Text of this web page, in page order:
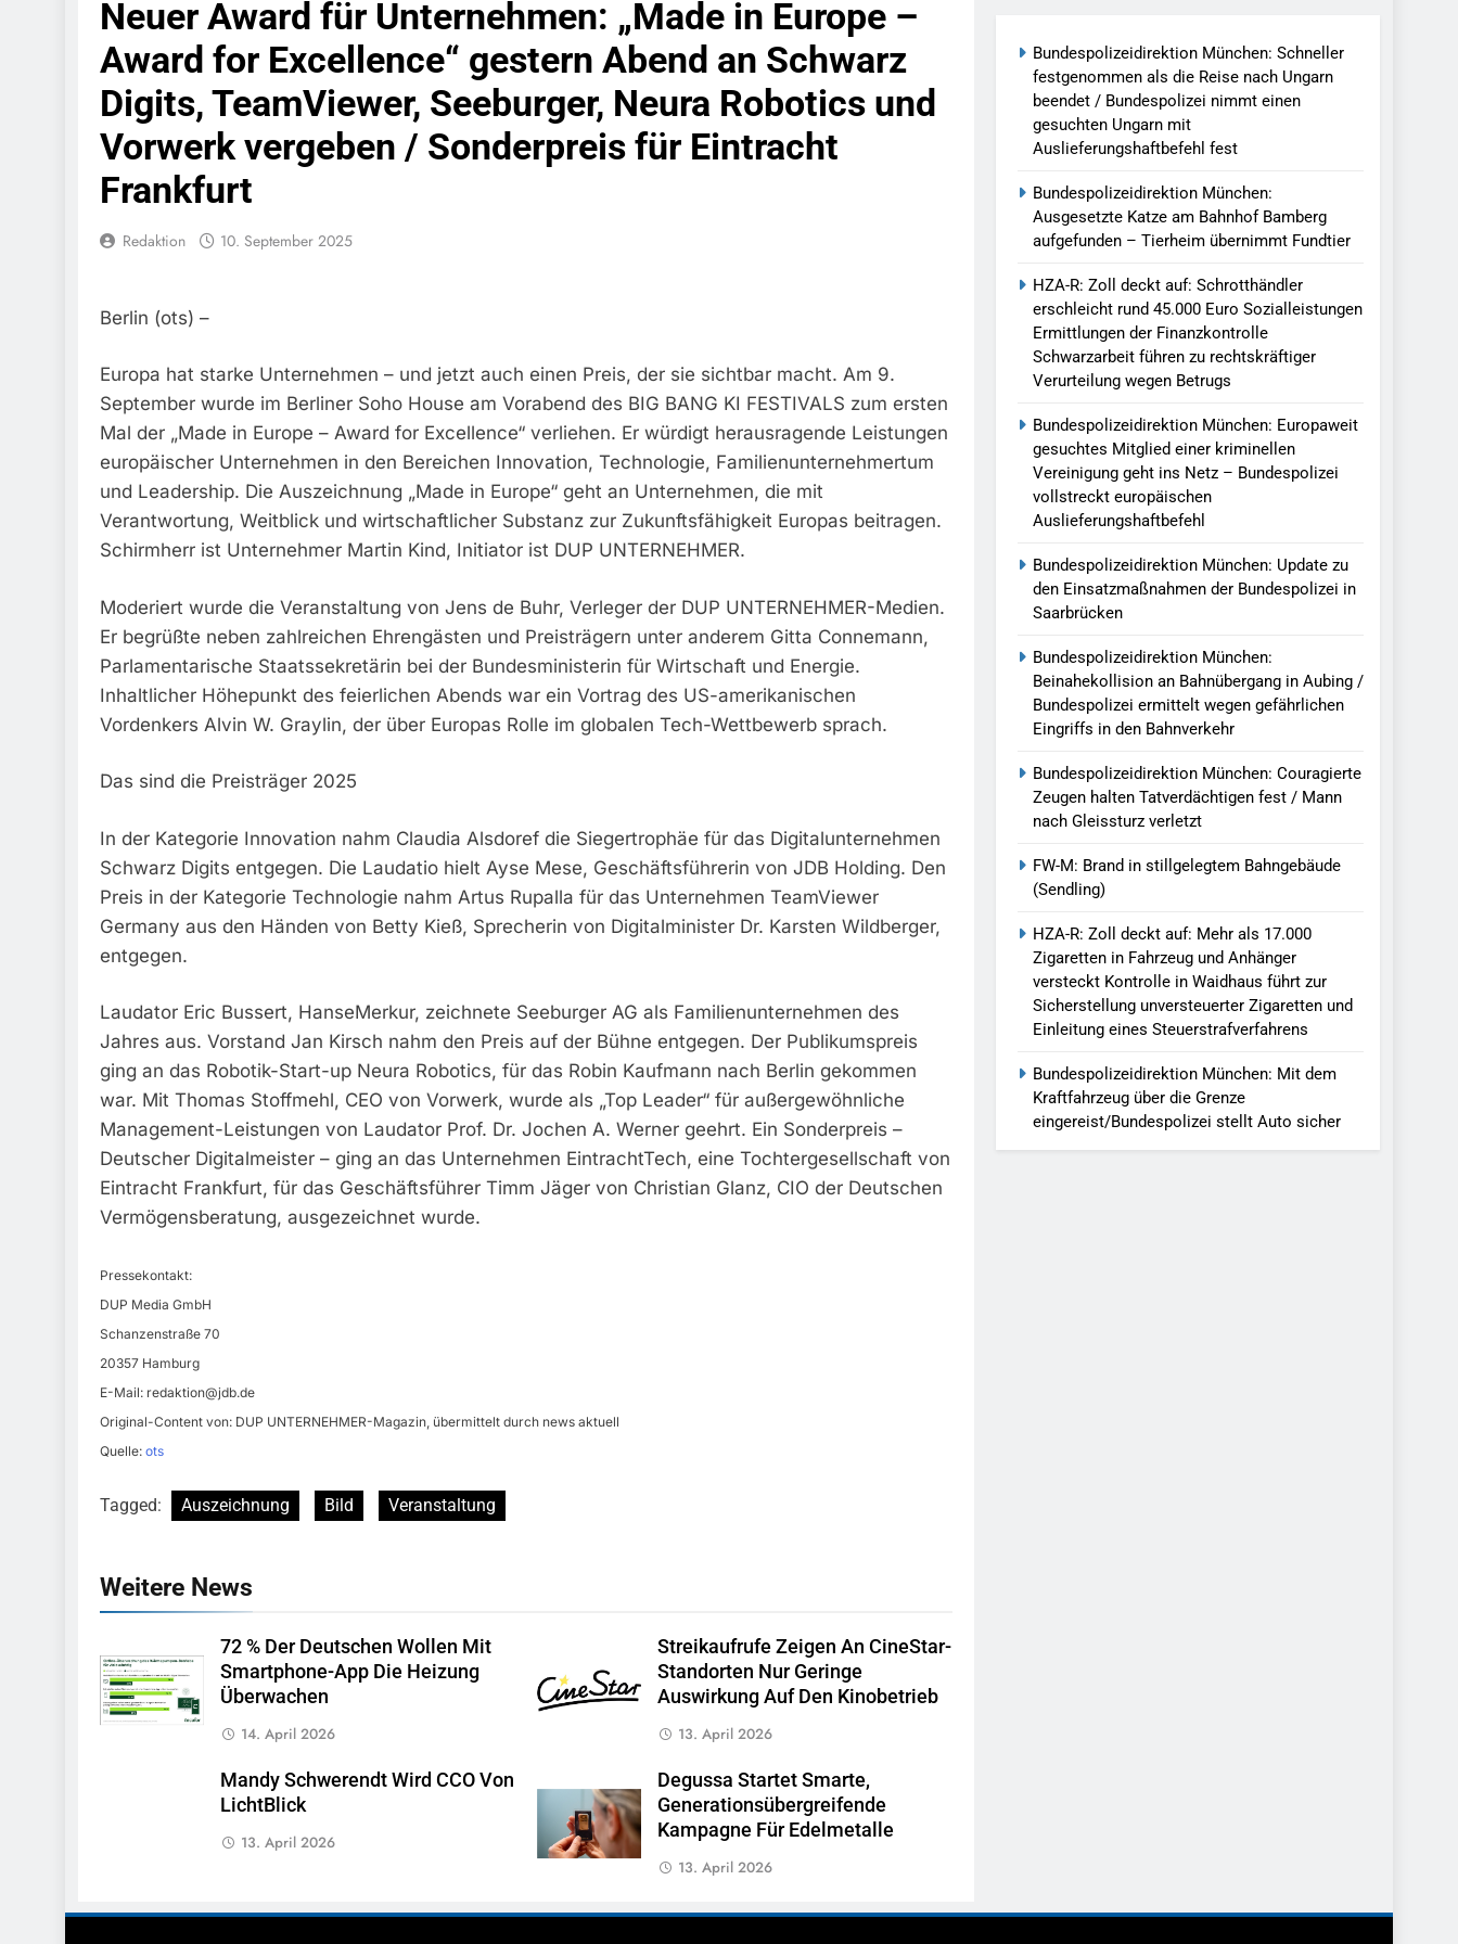
Schwarzarbeit Führen Zu Rechtskräftiger Verurteilung Wegen Betrugs
6. August 2026
Bundespolizeidirektion München: Europaweit Gesuchtes Mitglied Einer Kriminellen Vereinigung Geht Ins Netz –
Bundespolizei Vollstreckt Europäischen Auslieferungshaftbefehl
6. August 2026
Bundespolizeidirektion München: Update Zu Den Einsatzmaßnahmen Der Bundespolizei In Saarbrücken
5. August 2026
Bundespolizeidirektion München: Beinahekollision An Bahnübergang In Aubing / Bundespolizei Ermittelt Wegen
Bundespolizeidirektion München: Couragierte Zeugen Halten Tatverdächtigen Fest / Mann Nach Gleissturz Verletzt
HZA-R: Zoll Deckt Auf: Mehr Als 17.000 Zigaretten In Fahrzeug Und Anhänger Versteckt Kontrolle In Waidhaus Führt
Zur Sicherstellung Unversteuerter Zigaretten Und Einleitung Eines Steuerstrafverfahrens
4. August 2026
Bundespolizeidirektion München: Mit Dem Kraftfahrzeug Über Die Grenze Eingereist/Bundespolizei Stellt Auto
Sicher
3. August 2026
Neuer Award für Unternehmen: „Made in Europe –
Award for Excellence“ gestern Abend an Schwarz
Digits, TeamViewer, Seeburger, Neura Robotics und
Vorwerk vergeben / Sonderpreis für Eintracht
Frankfurt
Redaktion 10. September 2025
Berlin (ots) –
Europa hat starke Unternehmen – und jetzt auch einen Preis, der sie sichtbar macht. Am 9.
September wurde im Berliner Soho House am Vorabend des BIG BANG KI FESTIVALS zum ersten
Mal der „Made in Europe – Award for Excellence“ verliehen. Er würdigt herausragende Leistungen
europäischer Unternehmen in den Bereichen Innovation, Technologie, Familienunternehmertum
und Leadership. Die Auszeichnung „Made in Europe“ geht an Unternehmen, die mit
Verantwortung, Weitblick und wirtschaftlicher Substanz zur Zukunftsfähigkeit Europas beitragen.
Schirmherr ist Unternehmer Martin Kind, Initiator ist DUP UNTERNEHMER.
Moderiert wurde die Veranstaltung von Jens de Buhr, Verleger der DUP UNTERNEHMER-Medien.
Er begrüßte neben zahlreichen Ehrengästen und Preisträgern unter anderem Gitta Connemann,
Parlamentarische Staatssekretärin bei der Bundesministerin für Wirtschaft und Energie.
Inhaltlicher Höhepunkt des feierlichen Abends war ein Vortrag des US-amerikanischen
Vordenkers Alvin W. Graylin, der über Europas Rolle im globalen Tech-Wettbewerb sprach.
Das sind die Preisträger 2025
In der Kategorie Innovation nahm Claudia Alsdoref die Siegertrophäe für das Digitalunternehmen
Schwarz Digits entgegen. Die Laudatio hielt Ayse Mese, Geschäftsführerin von JDB Holding. Den
Preis in der Kategorie Technologie nahm Artus Rupalla für das Unternehmen TeamViewer
Germany aus den Händen von Betty Kieß, Sprecherin von Digitalminister Dr. Karsten Wildberger,
entgegen.
Laudator Eric Bussert, HanseMerkur, zeichnete Seeburger AG als Familienunternehmen des
Jahres aus. Vorstand Jan Kirsch nahm den Preis auf der Bühne entgegen. Der Publikumspreis
ging an das Robotik-Start-up Neura Robotics, für das Robin Kaufmann nach Berlin gekommen
war. Mit Thomas Stoffmehl, CEO von Vorwerk, wurde als „Top Leader“ für außergewöhnliche
Management-Leistungen von Laudator Prof. Dr. Jochen A. Werner geehrt. Ein Sonderpreis –
Deutscher Digitalmeister – ging an das Unternehmen EintrachtTech, eine Tochtergesellschaft von
Eintracht Frankfurt, für das Geschäftsführer Timm Jäger von Christian Glanz, CIO der Deutschen
Vermögensberatung, ausgezeichnet wurde.
Pressekontakt:
DUP Media GmbH
Schanzenstraße 70
20357 Hamburg
E-Mail: redaktion@jdb.de
Original-Content von: DUP UNTERNEHMER-Magazin, übermittelt durch news aktuell
Quelle: ots
Tagged: Auszeichnung Bild Veranstaltung
Weitere News
72 % Der Deutschen Wollen Mit
Smartphone-App Die Heizung
Überwachen
14. April 2026
Streikaufrufe Zeigen An CineStar-
Standorten Nur Geringe
Auswirkung Auf Den Kinobetrieb
13. April 2026
Mandy Schwerendt Wird CCO Von
LichtBlick
13. April 2026
Degussa Startet Smarte,
Generationsübergreifende
Kampagne Für Edelmetalle
13. April 2026
Bundespolizeidirektion München: Schneller
festgenommen als die Reise nach Ungarn
beendet / Bundespolizei nimmt einen
gesuchten Ungarn mit
Auslieferungshaftbefehl fest
Bundespolizeidirektion München:
Ausgesetzte Katze am Bahnhof Bamberg
aufgefunden – Tierheim übernimmt Fundtier
HZA-R: Zoll deckt auf: Schrotthändler
erschleicht rund 45.000 Euro Sozialleistungen
Ermittlungen der Finanzkontrolle
Schwarzarbeit führen zu rechtskräftiger
Verurteilung wegen Betrugs
Bundespolizeidirektion München: Europaweit
gesuchtes Mitglied einer kriminellen
Vereinigung geht ins Netz – Bundespolizei
vollstreckt europäischen
Auslieferungshaftbefehl
Bundespolizeidirektion München: Update zu
den Einsatzmaßnahmen der Bundespolizei in
Saarbrücken
Bundespolizeidirektion München:
Beinahekollision an Bahnübergang in Aubing /
Bundespolizei ermittelt wegen gefährlichen
Eingriffs in den Bahnverkehr
Bundespolizeidirektion München: Couragierte
Zeugen halten Tatverdächtigen fest / Mann
nach Gleissturz verletzt
FW-M: Brand in stillgelegtem Bahngebäude
(Sendling)
HZA-R: Zoll deckt auf: Mehr als 17.000
Zigaretten in Fahrzeug und Anhänger
versteckt Kontrolle in Waidhaus führt zur
Sicherstellung unversteuerter Zigaretten und
Einleitung eines Steuerstrafverfahrens
Bundespolizeidirektion München: Mit dem
Kraftfahrzeug über die Grenze
eingereist/Bundespolizei stellt Auto sicher